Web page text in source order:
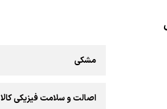
مشکی
اصالت و سلامت فیزیکی کالا